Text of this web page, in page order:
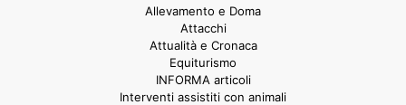
Allevamento e Doma
Attacchi
Attualità e Cronaca
Equiturismo
INFORMA articoli
Interventi assistiti con animali